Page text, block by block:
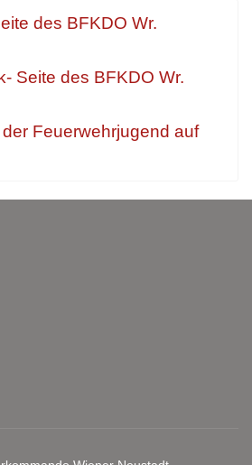
des BFKDO Wr.
Seite des BFKDO Wr.
Feuerwehrjugend auf